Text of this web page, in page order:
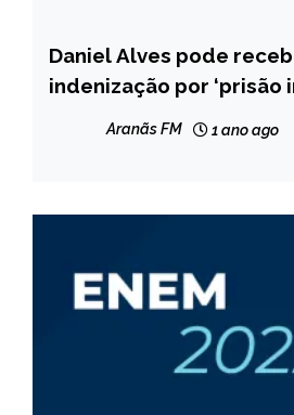
BRASIL
NOTÍCIAS
Daniel Alves pode
indenização por ‘prisão
Aranãs FM 1 ano ago